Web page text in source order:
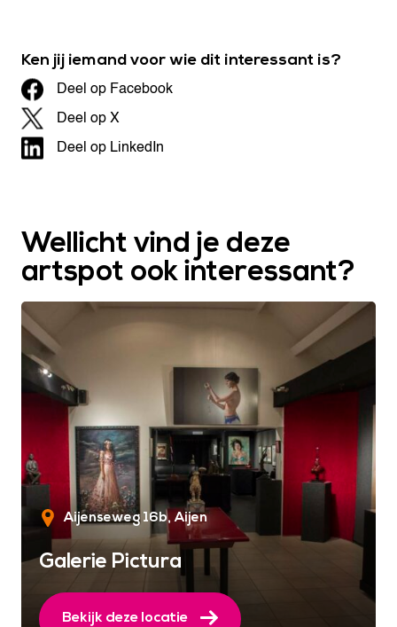
Ken jij iemand voor wie dit interessant is?
Deel op Facebook
Deel op X
Deel op LinkedIn
Wellicht vind je deze
artspot ook interessant?
Aijenseweg 16b Aijen
Galerie Pictura
Bekijk deze locatie